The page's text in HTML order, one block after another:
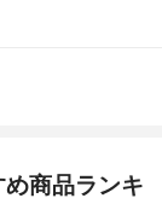
商品ランキ